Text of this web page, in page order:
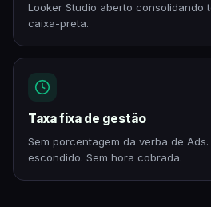
Looker Studio aberto consolidando
caixa-preta.
Taxa fixa de gestão
Sem porcentagem da verba de Ads.
escondido. Sem hora cobrada.